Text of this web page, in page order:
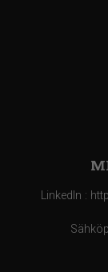
LinkedIn :